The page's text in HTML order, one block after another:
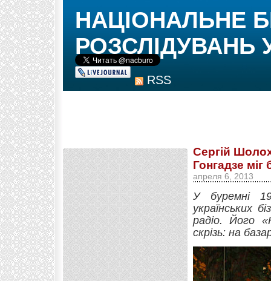
RSS
НАЦІОНАЛЬНЕ
РОЗСЛІДУВАНЬ
Сергій
Гонгадзе
апреля 6, 2013
У буремні
українських
радіо. Його
скрізь: на